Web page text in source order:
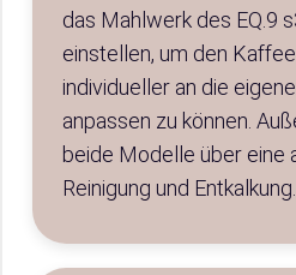
das Mahlwerk des EQ.9
einstellen, um den
individueller an die
anpassen zu können.
beide Modelle über eine
Reinigung und Entkalkung.